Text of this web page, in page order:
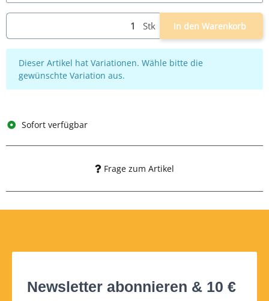
Stk In den Warenkorb
x
Dieser Artikel hat Variationen. Wähle bitte die
gewünschte Variation aus.
Sofort verfügbar
Frage zum Artikel